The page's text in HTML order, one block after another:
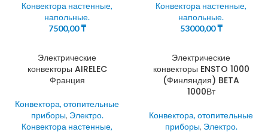
Конвектора настенные,
напольные.
7500,00₸
Конвектора настенные,
напольные.
53000,00₸
Электрические
конвекторы AIRELEC
Франция
Конвектора, отопительные
приборы, Электро.
Конвектора настенные,
Электрические
конвекторы ENSTO 1000
(Финляндия) BETA
1000Вт
Конвектора, отопительные
приборы, Электро.